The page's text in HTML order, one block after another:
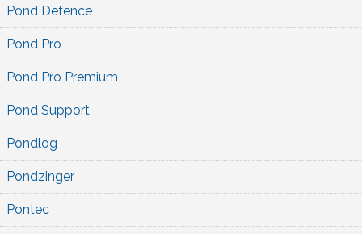
Pond Defence
Pond Pro
Pond Pro Premium
Pond Support
Pondlog
Pondzinger
Pontec